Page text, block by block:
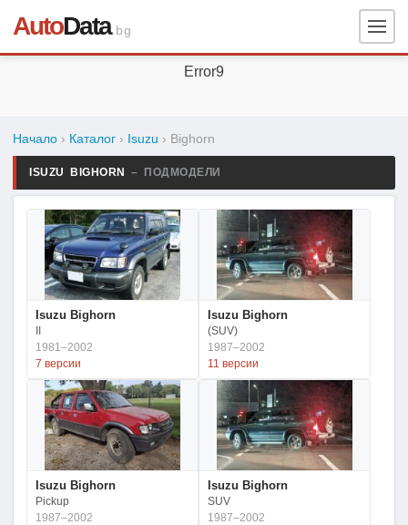
AutoData.bg
Error9
Начало › Каталог › Isuzu › Bighorn
ISUZU BIGHORN – ПОДМОДЕЛИ
Isuzu Bighorn
1981–2002
7 версии
Isuzu Bighorn
(SUV)
1987–2002
11 версии
Isuzu Bighorn
Pickup
1987–2002
Isuzu Bighorn
SUV
1987–2002